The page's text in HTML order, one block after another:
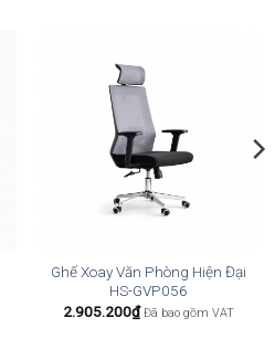
Ghế Xoay Văn Phòng Hiện Đại
HS-GVP056
2.905.200₫ Đã bao gồm VAT